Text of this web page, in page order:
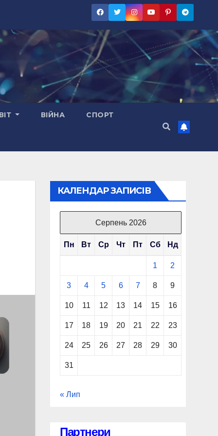
ВІЙНА СПОРТ
КАЛЕНДАР ЗАПИСІВ
Серпень 2026
Пн Вт Ср Чт Пт Сб Нд
1 2
3 4 5 6 7 8 9
10 11 12 13 14 15 16
17 18 19 20 21 22 23
24 25 26 27 28 29 30
31
« Лип
Партнери